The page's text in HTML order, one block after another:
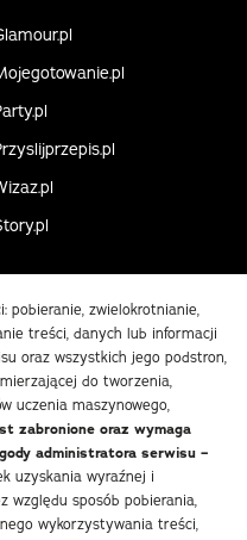
pobieranie, zwielokrotnianie,
treści, danych lub informacji
oraz wszystkich jego podstron,
do tworzenia,
uczenia maszynowego,
zabronione oraz wymaga
administratora serwisu –
uzyskania wyraźnej i
względu sposób pobierania,
wykorzystywania treści,